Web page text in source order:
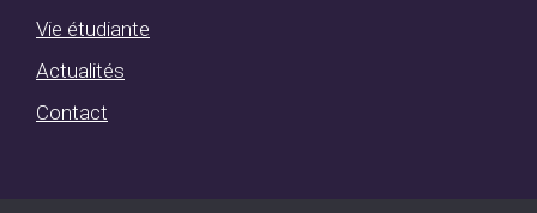
Vie étudiante
Actualités
Contact